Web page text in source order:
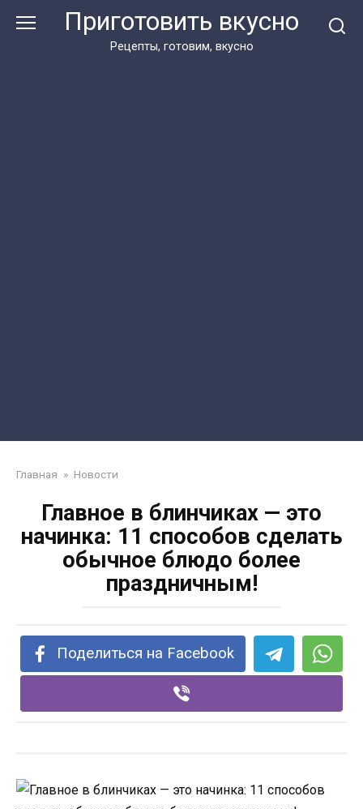
Приготовить вкусно
Рецепты, готовим, вкусно
Главная » Новости
Главное в блинчиках — это
начинка: 11 способов сделать
обычное блюдо более
праздничным!
Поделиться на Facebook